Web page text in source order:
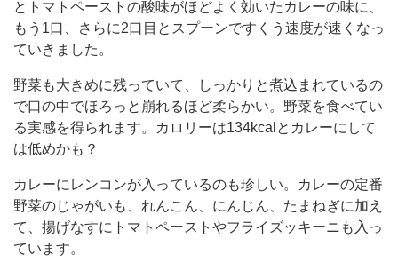
い
価
格
な
の
も
し
い
とトマトペーストの酸味がほどよく効いたカレーの味に、
もう1口、さらに2口目とスプーンですくう速度が速くなっ
ていきました。
野菜も大きめに残っていて、しっかりと煮込まれているの
で口の中でほろっと崩れるほど柔らかい。野菜を食べてい
る実感を得られます。カロリーは134kcalとカレーにして
は低めかも？
カレーにレンコンが入っているのも珍しい。カレーの定番
野菜のじゃがいも、れんこん、にんじん、たまねぎに加え
て、揚げなすにトマトペーストやフライズッキーニも入っ
ています。